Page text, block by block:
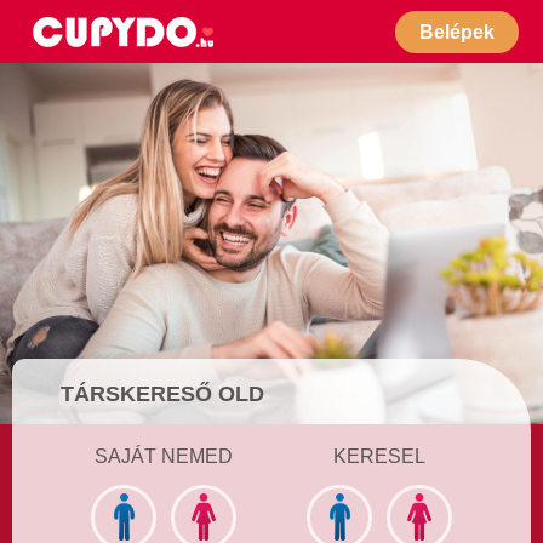
Belépek
TÁRSKERESŐ OLD
SAJÁT NEMED KERESEL